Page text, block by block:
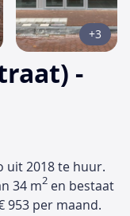
-
+3
uit 2018 te huur.
34 m2 en bestaat
953 per maand.